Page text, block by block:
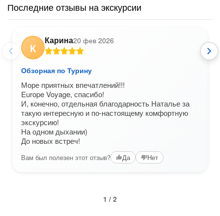
Последние отзывы на экскурсии
К
Карина20 фев 2026
Обзорная по Турину
Море приятных впечатлений!!!
Europe Voyage, спасибо!
И, конечно, отдельная благодарность Наталье за
такую интересную и по-настоящему комфортную
экскурсию!
На одном дыхании)
До новых встреч!
Вам был полезен этот отзыв? Да Нет
1 / 2